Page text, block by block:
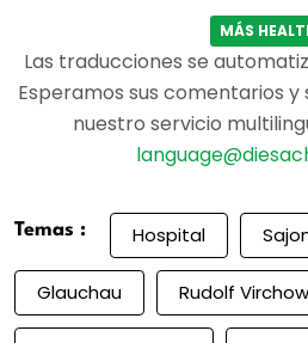
MÁS
Las traducciones se
Esperamos sus comentarios
nuestro servicio
Temas : Hospital
Glauchau Rudolf